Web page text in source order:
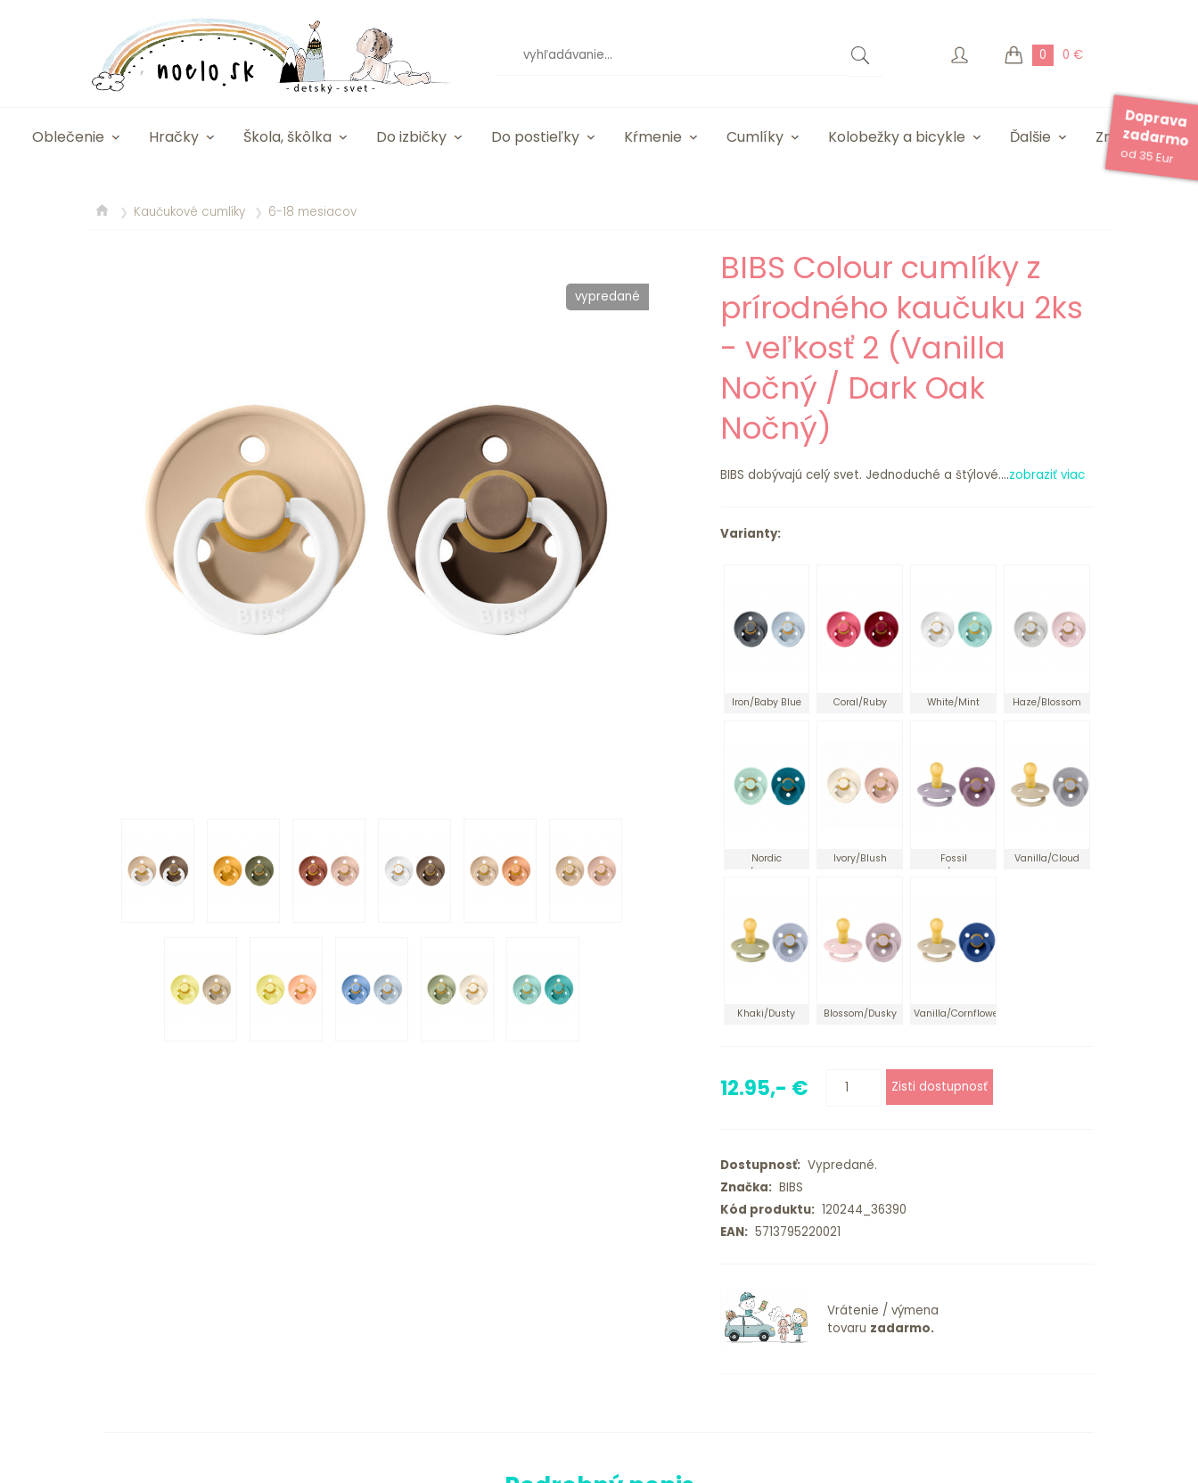
0 0 €
Doprava
zadarmo
od 35 Eur
Oblečenie Hračky Škola, škôlka Do izbičky Do postieľky Kŕmenie Cumlíky Kolobežky a bicykle Ďalšie Značky
❯ Kaučukové cumlíky ❯ 6-18 mesiacov
vypredané
BIBS Colour cumlíky z
prírodného kaučuku 2ks
- veľkosť 2 (Vanilla
Nočný / Dark Oak
Nočný)
BIBS dobývajú celý svet. Jednoduché a štýlové....zobraziť viac
Varianty:
Iron/Baby Blue Coral/Ruby White/Mint Haze/Blossom
Nordic
Mint/Forest Lake
Ivory/Blush
Fossil
Grey/Mauve
Vanilla/Cloud
Khaki/Dusty
Blossom/Dusky
Vanilla/Cornflower
12.95,- €
Dostupnosť:Vypredané.
Značka:BIBS
Kód produktu:120244_36390
EAN:5713795220021
Vrátenie / výmena
tovaru zadarmo.